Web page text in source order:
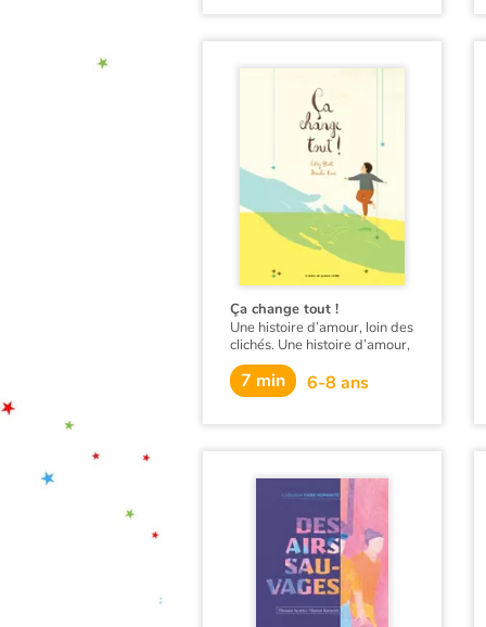
son père. Pendant un temps,
son père choisit de rompre sa
relation avec Jean pour ne
pas entraver sa relation avec
sa fille. Mais grâce à ses
copains et à sa mère,
Amandine va finir par
comprendre : «C'est de
l'amour tout ça, juste de
l'amour». Et elle va, à l'aide
de ses copains provoquer
une rencontre entre son père
et Jean pour qu'ils renouent
leur relation.
Ça change tout !
Une histoire d’amour, loin des
clichés. Une histoire d’amour,
tout simplement.
Cathy Ytak évoque
7 min 6-8 ans